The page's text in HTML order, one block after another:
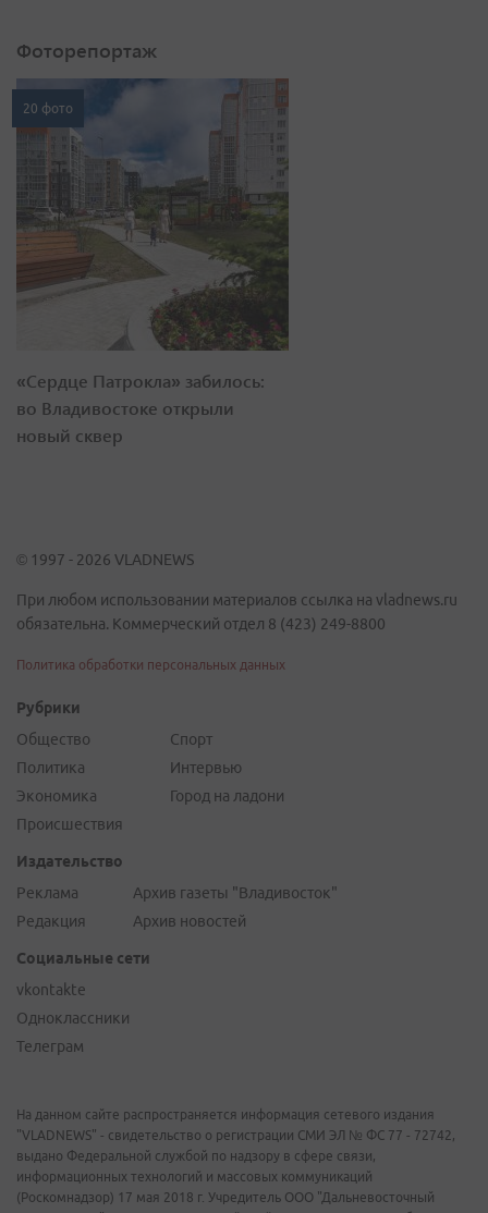
Фоторепортаж
20 фото
«Сердце Патрокла» забилось:
во Владивостоке открыли
новый сквер
© 1997 - 2026 VLADNEWS
При любом использовании материалов ссылка на vladnews.ru
обязательна. Коммерческий отдел 8 (423) 249-8800
Политика обработки персональных данных
Рубрики
Общество
Политика
Экономика
Происшествия
Спорт
Интервью
Город на ладони
Издательство
Реклама
Редакция
Архив газеты "Владивосток"
Архив новостей
Социальные сети
vkontakte
Одноклассники
Телеграм
На данном сайте распространяется информация сетевого издания
"VLADNEWS" - свидетельство о регистрации СМИ ЭЛ № ФС 77 - 72742,
выдано Федеральной службой по надзору в сфере связи,
информационных технологий и массовых коммуникаций
(Роскомнадзор) 17 мая 2018 г. Учредитель ООО "Дальневосточный